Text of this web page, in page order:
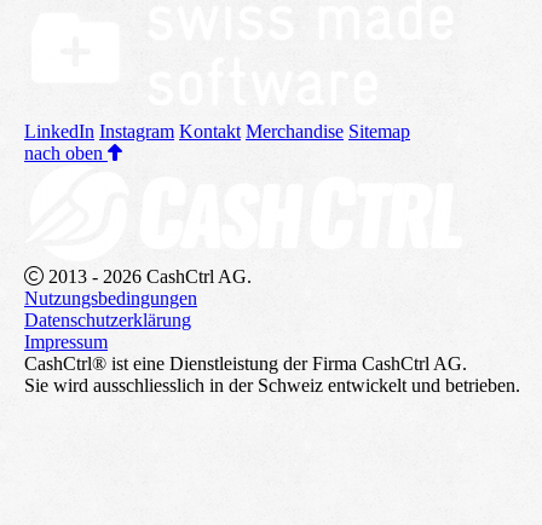
LinkedIn Instagram Kontakt Merchandise Sitemap
nach oben
2013 - 2026 CashCtrl AG.
Nutzungsbedingungen
Datenschutzerklärung
Impressum
CashCtrl® ist eine Dienstleistung der Firma CashCtrl AG.
Sie wird ausschliesslich in der Schweiz entwickelt und betrieben.